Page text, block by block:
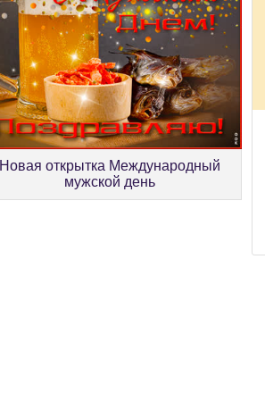
Новая открытка Международный
мужской день